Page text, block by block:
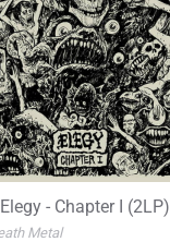
- Chapter I (2LP)
Metal